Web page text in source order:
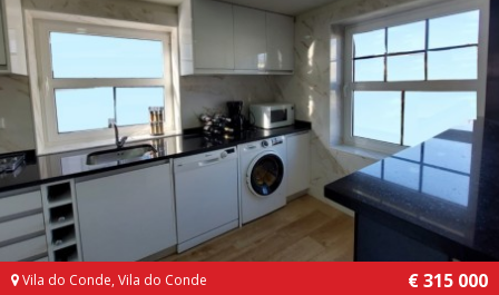
Vila do Conde, Vila do Conde € 315 000